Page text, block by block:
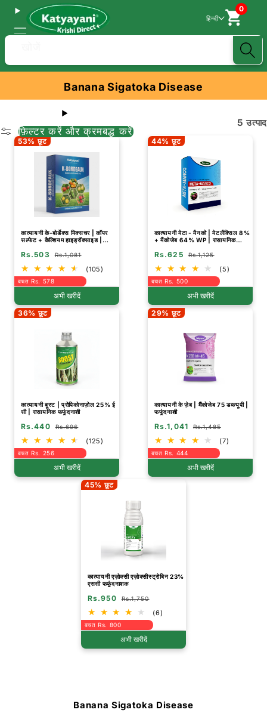
हिन्दी
0
Banana Sigatoka Disease
फ़िल्टर करें और क्रमबद्ध करें
5 उत्पाद
53% छूट
कात्यायनी के-बोर्डेक्स मिक्सचर | कॉपर
सल्फेट + कैल्शियम हाइड्रॉक्साइड |
Rs.503 Rs.1,081
(105)
बचत Rs. 578
अभी खरीदें
44% छूट
कात्यायनी मेटा - मैनको | मेटलैक्सिल 8%
+ मैंकोजेब 64% WP | रासायनिक
Rs.625 Rs.1,125
(5)
बचत Rs. 500
अभी खरीदें
36% छूट
कात्यायनी बूस्ट | प्रोपिकोनाज़ोल 25% ई
सी | रासायनिक फफूंदनाशी
Rs.440 Rs.696
(125)
बचत Rs. 256
अभी खरीदें
29% छूट
कात्यायनी के ज़ेब | मैंकोजेब 75 डब्ल्यूपी |
फफूंदनाशी
Rs.1,041 Rs.1,485
(7)
बचत Rs. 444
अभी खरीदें
45% छूट
कात्यायनी एज़ोक्सी एज़ोक्सीस्ट्रोबिन 23%
एससी फफूंदनाशक
Rs.950 Rs.1,750
(6)
बचत Rs. 800
अभी खरीदें
Banana Sigatoka Disease